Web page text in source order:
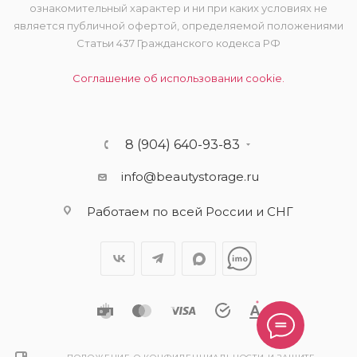
ознакомительный характер и ни при каких условиях не
является публичной офертой, определяемой положениями
Статьи 437 Гражданского кодекса РФ
Соглашение об использовании cookie.
8 (904) 640-93-83
info@beautystorage.ru
Работаем по всей России и СНГ